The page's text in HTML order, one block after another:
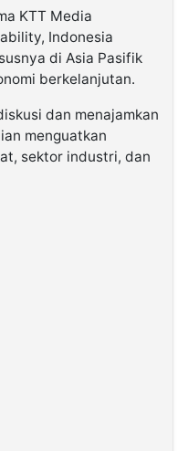
KTT Media
Indonesia
di Asia Pasifik
berkelanjutan.
dan menajamkan
menguatkan
sektor industri, dan